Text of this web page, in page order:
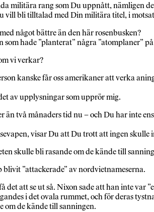
militära rang som Du uppnått, nämligen
bli tilltalad med Din militära titel, i
något bättre än den här rosenbusken?
hade ”planterat” några ”atomplaner”
vi verkar?
kanske får oss amerikaner att verka
av upplysningar som upprör mig.
två månaders tid nu – och Du har inte
visar Du att Du trott att ingen
skulle bli rasande om de kände till
”attackerade” av nordvietnameserna.
att se ut så. Nixon sade att han inte
i det ovala rummet, och för deras
om de kände till sanningen.